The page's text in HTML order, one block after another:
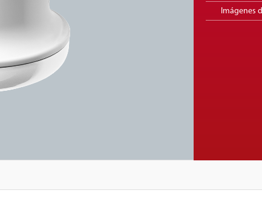
Imágenes